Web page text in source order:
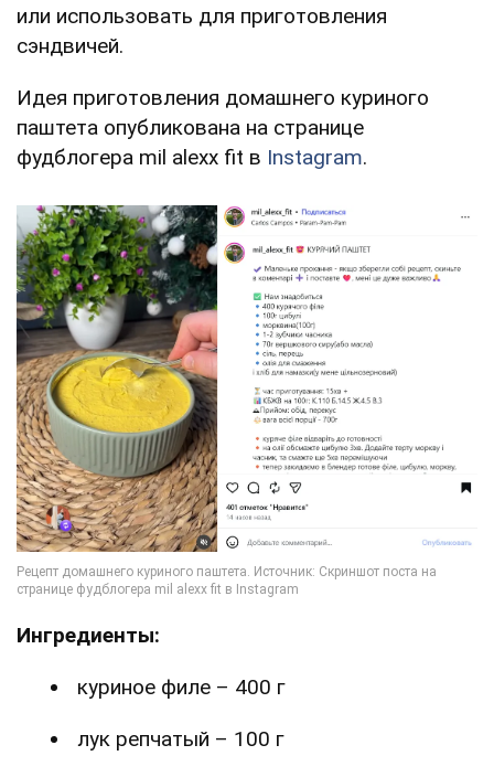
или использовать для приготовления
сэндвичей.
Идея приготовления домашнего куриного
паштета опубликована на странице
фудблогера mil alexx fit в Instagram.
Ингредиенты:
куриное филе – 400 г
лук репчатый – 100 г